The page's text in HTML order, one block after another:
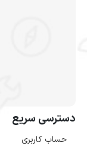
دسترسی سریع
حساب کاربری